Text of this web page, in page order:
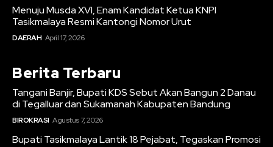
Menuju Musda XVI, Enam Kandidat Ketua KNPI
Tasikmalaya Resmi Kantongi Nomor Urut
DAERAH April 17, 2026
Berita Terbaru
Tangani Banjir, Bupati KDS Sebut Akan Bangun 2 Danau
di Tegalluar dan Sukamanah Kabupaten Bandung
BIROKRASI Agustus 7, 2026
Bupati Tasikmalaya Lantik 18 Pejabat, Tegaskan Promosi